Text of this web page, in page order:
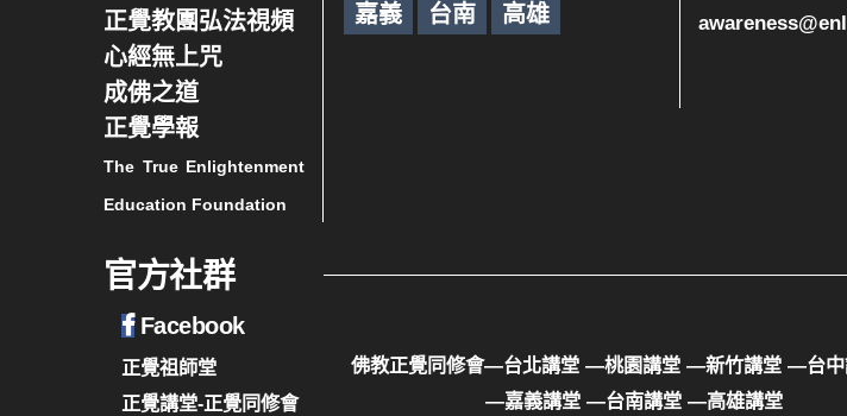
正覺教團弘法視頻
心經無上咒
成佛之道
正覺學報
The True Enlightenment
Education Foundation
嘉義 台南 高雄
官方社群
Facebook
正覺祖師堂
正覺講堂-正覺同修會
佛教正覺同修會—台北講堂 —桃園講堂 —新竹講堂 —台中
—嘉義講堂 —台南講堂 —高雄講堂